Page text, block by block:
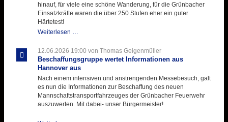
hinauf, für viele eine schöne Wanderung, für die Grünbacher
Einsatzkräfte waren die über 250 Stufen eher ein guter
Härtetest!
Weiterlesen …
ihre
Hitzebelastung
12.06.2026 19:00 von Thomas Geigenmüller
Beschaffungsgruppe wertet Informationen aus
Hannover aus
Nach einem intensiven und anstrengenden Messebesuch, galt
es nun die Informationen zur Beschaffung des neuen
Mannschaftstransportfahrzeuges der Grünbacher Feuerwehr
auszuwerten. Mit dabei- unser Bürgermeister!